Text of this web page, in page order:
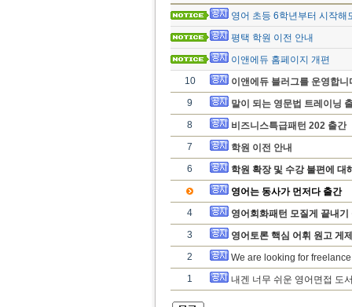
영어 초등 6학년부터 시작해
평택 학원 이전 안내
이앤에듀 홈페이지 개편
10
이앤에듀 블러그를 운영합니
9
말이 되는 영문법 트레이닝
8
비즈니스특급패턴 202 출간
7
학원 이전 안내
6
학원 확장 및 수강 불편에 대
영어는 동사가 먼저다 출간
4
영어회화패턴 모질게 끝내기
3
영어토론 핵심 어휘 원고 게
2
We are looking for
1
내겐 너무 쉬운 영어면접 도